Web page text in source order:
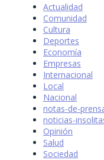
Actualidad
Comunidad
Cultura
Deportes
Economía
Empresas
Internacional
Local
Nacional
notas-de-
noticias-
Opinión
Salud
Sociedad